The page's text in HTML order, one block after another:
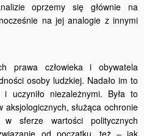
oprzemy się głównie na
na jej analogie z innymi
prawa człowieka i obywatela
osoby ludzkiej. Nadało im to
uczyniło niezależnymi. Była to
służąca ochronie
sferze wartości politycznych
od początku, też – jak